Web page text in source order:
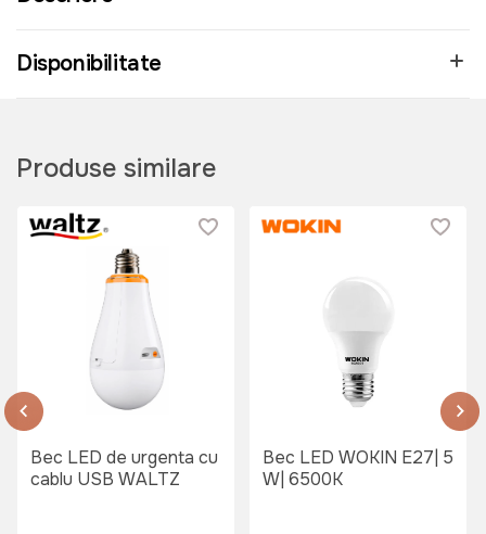
Disponibilitate
Produse similare
Bec LED de urgenta cu
cablu USB WALTZ
Bec LED WOKIN E27| 5
W| 6500K